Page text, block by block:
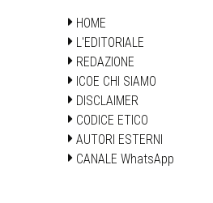
HOME
L'EDITORIALE
REDAZIONE
ICOE CHI SIAMO
DISCLAIMER
CODICE ETICO
AUTORI ESTERNI
CANALE WhatsApp